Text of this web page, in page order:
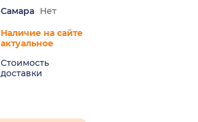
Самара Нет
Наличие на сайте
актуальное
Стоимость
доставки